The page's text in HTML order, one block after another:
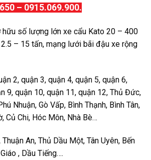
– 0915.069.900.
hữu số lượng lớn xe cẩu Kato 20 – 400
– 15 tấn, mạng lưới bãi đậu xe rộng
2, quận 3, quận 4, quận 5, quận 6,
9, quận 10, quận 11, quận 12, Thủ Đức,
Nhuận, Gò Vấp, Bình Thạnh, Bình Tân,
Củ Chi, Hóc Môn, Nhà Bè…
Thuận An, Thủ Dầu Một, Tân Uyên, Bến
, Dầu Tiếng….